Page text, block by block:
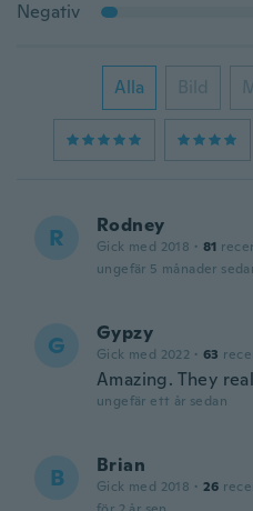
Negativ
Alla Bild
R Rodney
Gick med 2018 · 81
ungefär 5 månader
G Gypzy
Gick med 2022 · 63
Amazing. They
ungefär ett år sedan
B Brian
Gick med 2018 · 26